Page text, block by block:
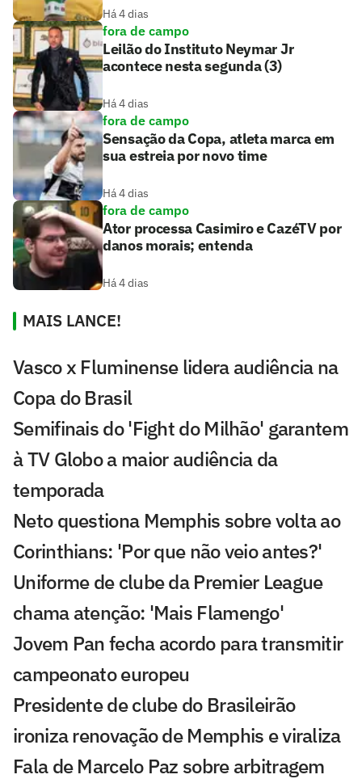
Há 4 dias
fora de campo
Leilão do Instituto Neymar Jr
acontece nesta segunda (3)
Há 4 dias
fora de campo
Sensação da Copa, atleta marca em
sua estreia por novo time
Há 4 dias
fora de campo
Ator processa Casimiro e CazéTV por
danos morais; entenda
Há 4 dias
MAIS LANCE!
Vasco x Fluminense lidera audiência na
Copa do Brasil
Semifinais do 'Fight do Milhão' garantem
à TV Globo a maior audiência da
temporada
Neto questiona Memphis sobre volta ao
Corinthians: 'Por que não veio antes?'
Uniforme de clube da Premier League
chama atenção: 'Mais Flamengo'
Jovem Pan fecha acordo para transmitir
campeonato europeu
Presidente de clube do Brasileirão
ironiza renovação de Memphis e viraliza
Fala de Marcelo Paz sobre arbitragem